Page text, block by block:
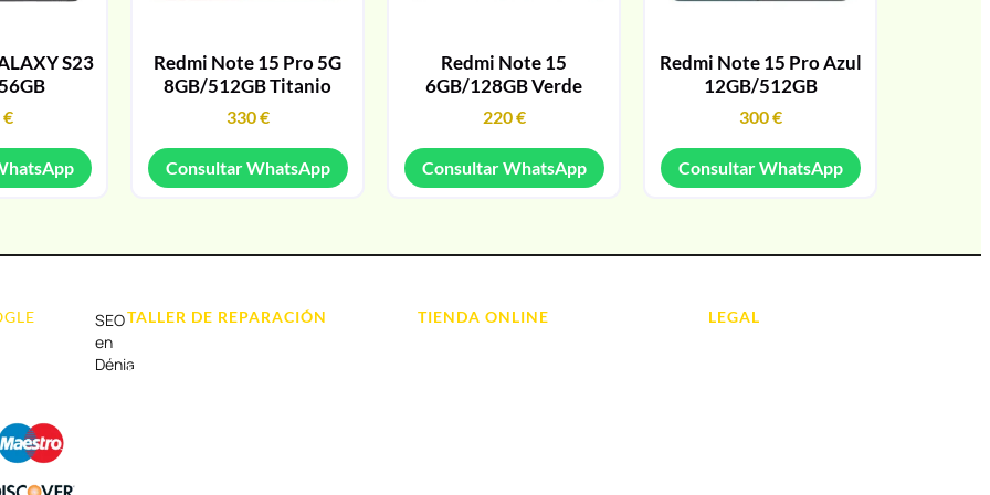
S23
€
Redmi Note 15 Pro 5G
8GB/512GB Titanio
330€
Consultar WhatsApp
Redmi Note 15
6GB/128GB Verde
220€
Consultar WhatsApp
Redmi Note 15 Pro Azul
12GB/512GB
300€
Consultar WhatsApp
SEO
en
Dénia
TALLER DE REPARACIÓN
Reparación de Tablets
TIENDA ONLINE LEGAL